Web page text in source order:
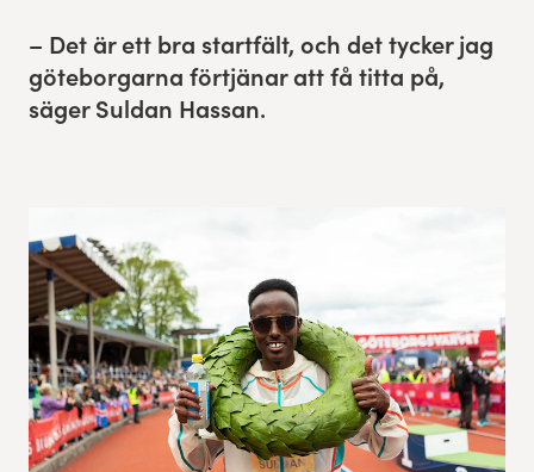
– Det är ett bra start­fält, och det tyck­er jag
göte­bor­gar­na förtjä­nar att få tit­ta på,
säger Sul­dan Hassan.
Göteborgsvarvets historia